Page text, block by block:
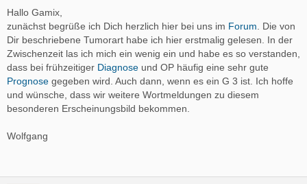
Hallo Gamix,
zunächst begrüße ich Dich herzlich hier bei uns im Forum . Die von
Dir beschriebene Tumorart habe ich hier erstmalig gelesen. In der
Zwischenzeit las ich mich ein wenig ein und habe es so verstanden,
dass bei frühzeitiger Diagnose und OP häufig eine sehr gute
Prognose gegeben wird. Auch dann, wenn es ein G 3 ist. Ich hoffe
und wünsche, dass wir weitere Wortmeldungen zu diesem
besonderen Erscheinungsbild bekommen.
Wolfgang